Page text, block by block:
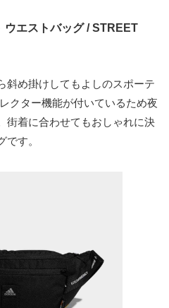
ウエストバッグ / STREET
斜め掛けしてもよしのスポーテ
クター機能が付いているため夜
街着に合わせてもおしゃれに決
です。